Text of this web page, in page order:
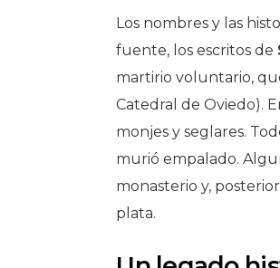
Los nombres y las
fuente, los escritos de
martirio voluntario,
Catedral de Oviedo).
monjes y seglares.
murió empalado.
monasterio y,
plata.